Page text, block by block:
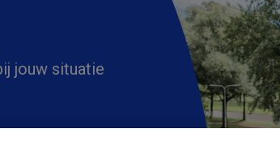
jouw situatie